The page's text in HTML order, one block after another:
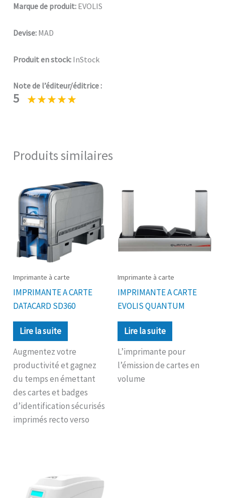
Marque de produit: EVOLIS
Devise: MAD
Produit en stock: InStock
Note de l’éditeur/éditrice :
5
Produits similaires
Imprimante à carte
IMPRIMANTE A CARTE
DATACARD SD360
Lire la suite
Augmentez votre
productivité et gagnez
du temps en émettant
des cartes et badges
d’identification sécurisés
imprimés recto verso
Imprimante à carte
IMPRIMANTE A CARTE
EVOLIS QUANTUM
Lire la suite
L’imprimante pour
l’émission de cartes en
volume